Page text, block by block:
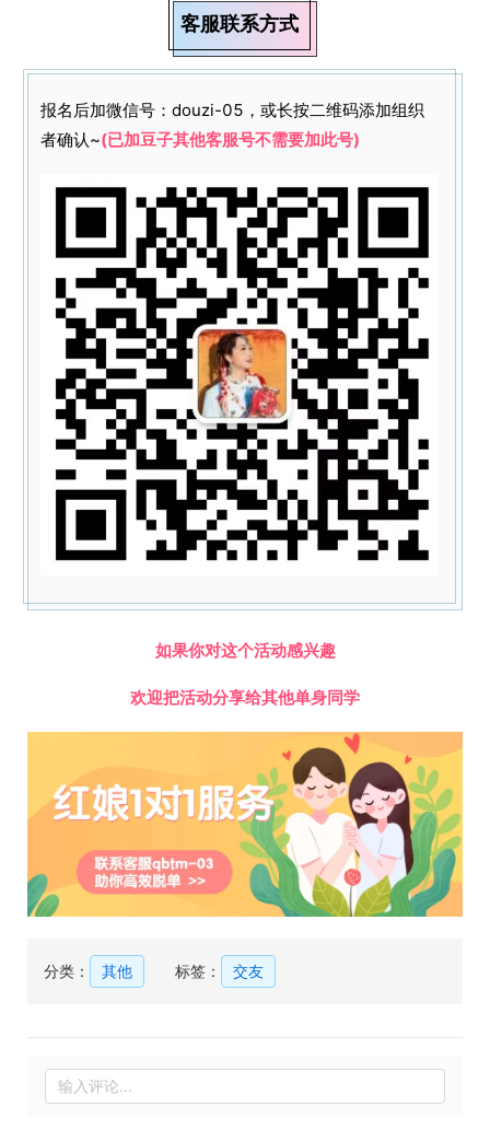
客服联系方式
报名后加微信号：douzi-05，或长按二维码添加组织
者确认~(已加豆子其他客服号不需要加此号)
如果你对这个活动感兴趣
欢迎把活动分享给其他单身同学
分类： 其他 标签： 交友